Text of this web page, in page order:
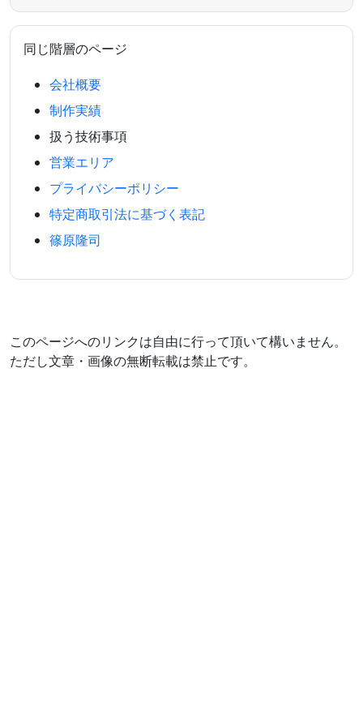
同じ階層のページ
会社概要
制作実績
扱う技術事項
営業エリア
プライバシーポリシー
特定商取引法に基づく表記
篠原隆司
このページへのリンクは自由に行って頂いて構いません。
ただし文章・画像の無断転載は禁止です。